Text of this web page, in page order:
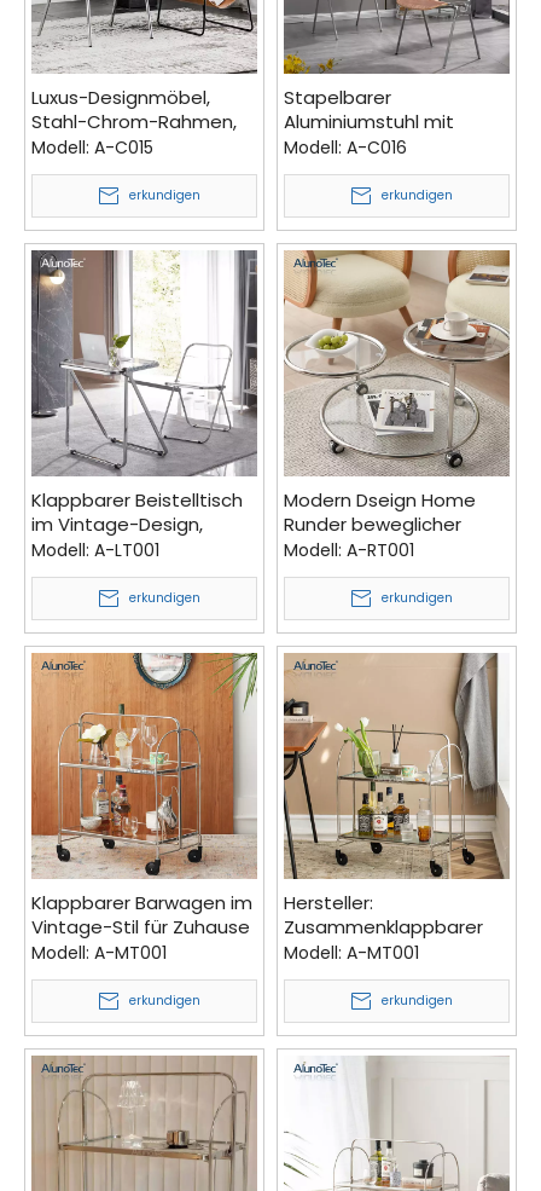
Luxus-Designmöbel,
Stahl-Chrom-Rahmen,
Leder-Bürostuhl für
Wohnzimmer
Modell: A-C015
erkundigen
Stapelbarer
Aluminiumstuhl mit
modernen
Designmöbeln und
Esszimmerstühlen mit
Metallbeinen
Modell: A-C016
erkundigen
Klappbarer Beistelltisch
im Vintage-Design,
Wohnmöbel aus Chrom
und Kunststoff
Modell: A-LT001
erkundigen
Modern Dseign Home
Runder beweglicher
Beistelltisch, drehbarer
Couchtisch
Modell: A-RT001
erkundigen
Klappbarer Barwagen im
Vintage-Stil für Zuhause
aus Chrom und
gehärtetem Glas
Modell: A-MT001
erkundigen
Hersteller:
Zusammenklappbarer
Küchen-Serviertisch im
klassischen Stil,
Handaufbewahrung,
zusammenklappbarer
Tee-Barwagen
Modell: A-MT001
erkundigen